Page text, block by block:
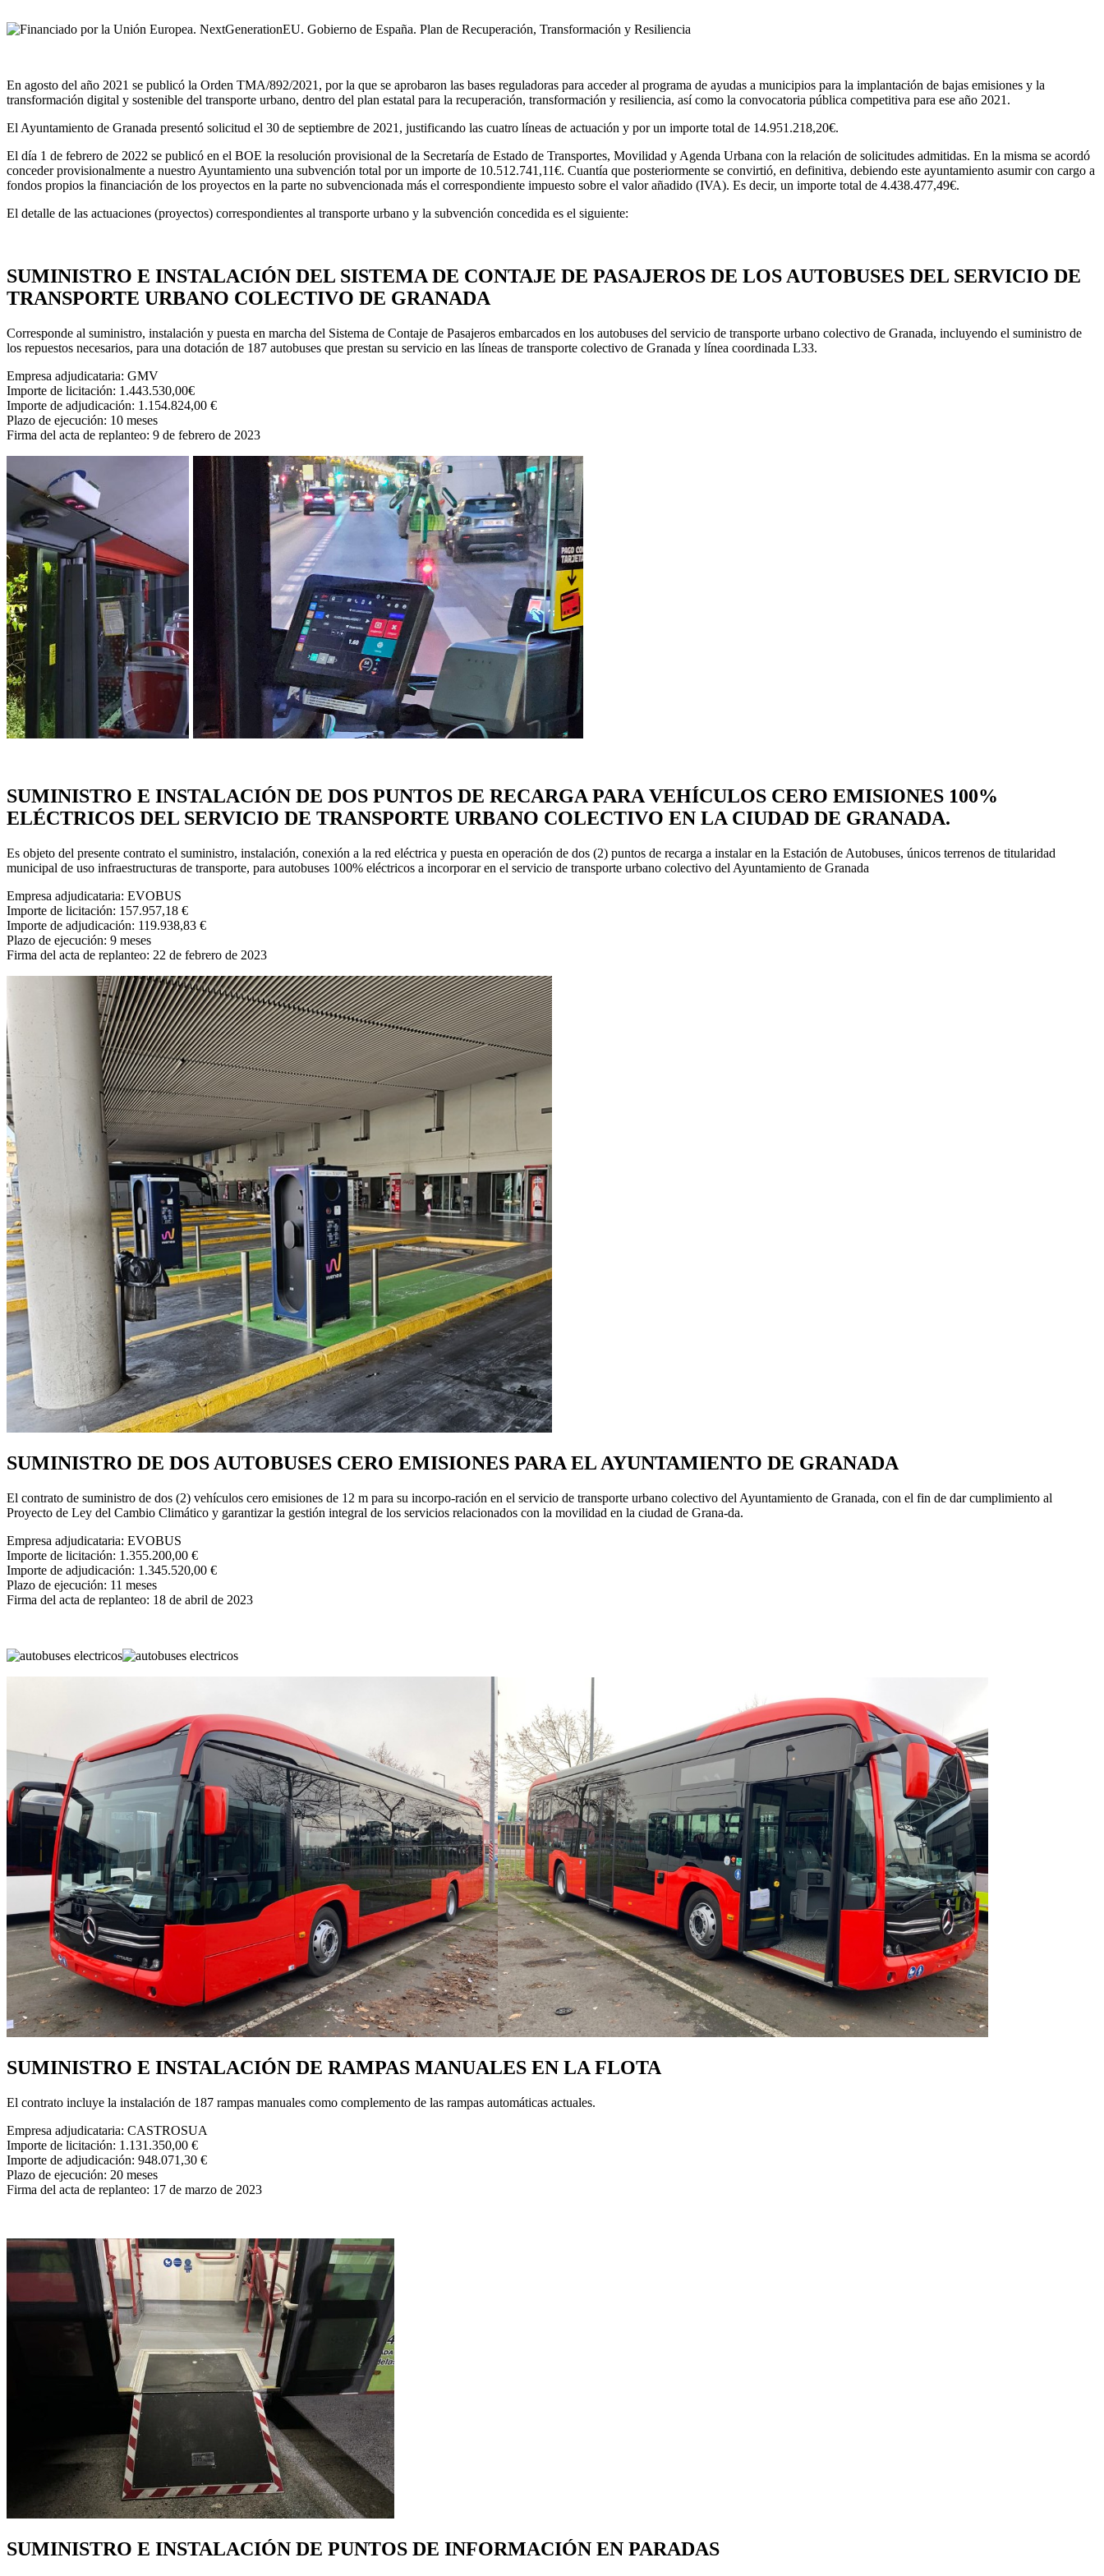
En agosto del año 2021 se publicó la Orden TMA/892/2021, por la que se aprobaron las bases reguladoras para acceder al programa de ayudas a municipios para la implantación de bajas emisiones y la
transformación digital y sostenible del transporte urbano, dentro del plan estatal para la recuperación, transformación y resiliencia, así como la convocatoria pública competitiva para ese año 2021.
El Ayuntamiento de Granada presentó solicitud el 30 de septiembre de 2021, justificando las cuatro líneas de actuación y por un importe total de 14.951.218,20€.
El día 1 de febrero de 2022 se publicó en el BOE la resolución provisional de la Secretaría de Estado de Transportes, Movilidad y Agenda Urbana con la relación de solicitudes admitidas. En la misma se acordó
conceder provisionalmente a nuestro Ayuntamiento una subvención total por un importe de 10.512.741,11€. Cuantía que posteriormente se convirtió, en definitiva, debiendo este ayuntamiento asumir con cargo a
fondos propios la financiación de los proyectos en la parte no subvencionada más el correspondiente impuesto sobre el valor añadido (IVA). Es decir, un importe total de 4.438.477,49€.
El detalle de las actuaciones (proyectos) correspondientes al transporte urbano y la subvención concedida es el siguiente:
SUMINISTRO E INSTALACIÓN DEL SISTEMA DE CONTAJE DE PASAJEROS DE LOS AUTOBUSES DEL SERVICIO DE
TRANSPORTE URBANO COLECTIVO DE GRANADA
Corresponde al suministro, instalación y puesta en marcha del Sistema de Contaje de Pasajeros embarcados en los autobuses del servicio de transporte urbano colectivo de Granada, incluyendo el suministro de
los repuestos necesarios, para una dotación de 187 autobuses que prestan su servicio en las líneas de transporte colectivo de Granada y línea coordinada L33.
Empresa adjudicataria: GMV
Importe de licitación: 1.443.530,00€
Importe de adjudicación: 1.154.824,00 €
Plazo de ejecución: 10 meses
Firma del acta de replanteo: 9 de febrero de 2023
SUMINISTRO E INSTALACIÓN DE DOS PUNTOS DE RECARGA PARA VEHÍCULOS CERO EMISIONES 100%
ELÉCTRICOS DEL SERVICIO DE TRANSPORTE URBANO COLECTIVO EN LA CIUDAD DE GRANADA.
Es objeto del presente contrato el suministro, instalación, conexión a la red eléctrica y puesta en operación de dos (2) puntos de recarga a instalar en la Estación de Autobuses, únicos terrenos de titularidad
municipal de uso infraestructuras de transporte, para autobuses 100% eléctricos a incorporar en el servicio de transporte urbano colectivo del Ayuntamiento de Granada
Empresa adjudicataria: EVOBUS
Importe de licitación: 157.957,18 €
Importe de adjudicación: 119.938,83 €
Plazo de ejecución: 9 meses
Firma del acta de replanteo: 22 de febrero de 2023
SUMINISTRO DE DOS AUTOBUSES CERO EMISIONES PARA EL AYUNTAMIENTO DE GRANADA
El contrato de suministro de dos (2) vehículos cero emisiones de 12 m para su incorpo-ración en el servicio de transporte urbano colectivo del Ayuntamiento de Granada, con el fin de dar cumplimiento al
Proyecto de Ley del Cambio Climático y garantizar la gestión integral de los servicios relacionados con la movilidad en la ciudad de Grana-da.
Empresa adjudicataria: EVOBUS
Importe de licitación: 1.355.200,00 €
Importe de adjudicación: 1.345.520,00 €
Plazo de ejecución: 11 meses
Firma del acta de replanteo: 18 de abril de 2023
SUMINISTRO E INSTALACIÓN DE RAMPAS MANUALES EN LA FLOTA
El contrato incluye la instalación de 187 rampas manuales como complemento de las rampas automáticas actuales.
Empresa adjudicataria: CASTROSUA
Importe de licitación: 1.131.350,00 €
Importe de adjudicación: 948.071,30 €
Plazo de ejecución: 20 meses
Firma del acta de replanteo: 17 de marzo de 2023
SUMINISTRO E INSTALACIÓN DE PUNTOS DE INFORMACIÓN EN PARADAS